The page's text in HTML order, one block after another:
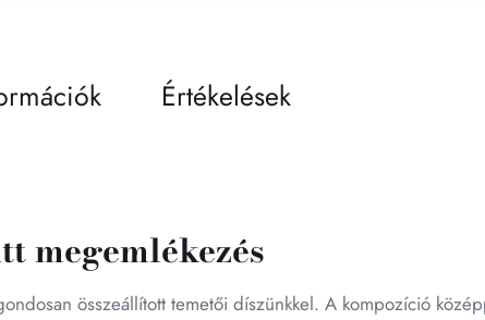
Értékelések
megemlékezés
összeállított temetői díszünkkel. A kompozíció